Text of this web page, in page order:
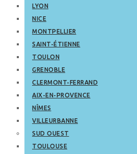
LYON
NICE
MONTPELLIER
SAINT-ÉTIENNE
TOULON
GRENOBLE
CLERMONT-FERRAND
AIX-EN-PROVENCE
NÎMES
VILLEURBANNE
SUD OUEST
TOULOUSE